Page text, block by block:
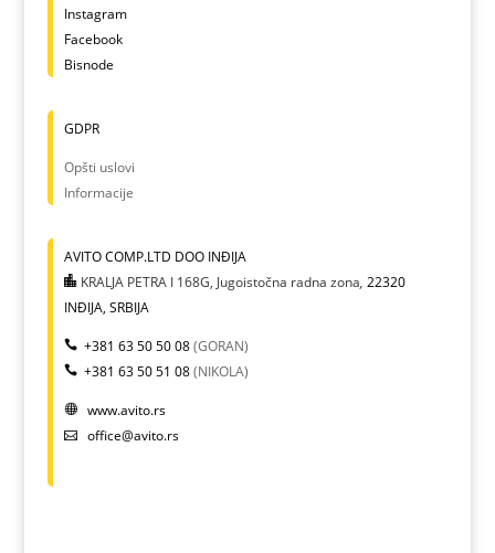
Instagram
Facebook
Bisnode
GDPR
Opšti uslovi
Informacije
AVITO COMP.LTD DOO INĐIJA
KRALJA PETRA I 168G, Jugoistočna radna zona, 22320
INĐIJA, SRBIJA
+381 63 50 50 08(GORAN)
+381 63 50 51 08(NIKOLA)
www.avito.rs
office@avito.rs